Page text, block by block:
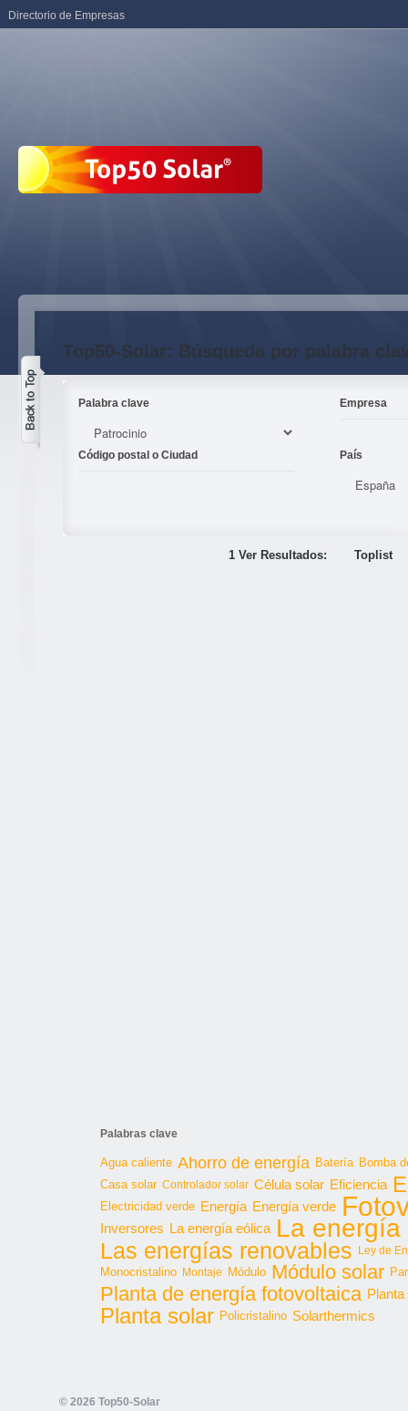
Top50-Solar: Búsqueda por palabra
Palabra clave Empresa
Código postal o Ciudad País
1 Ver Resultados: Toplist
Palabras clave
Agua caliente Ahorro de energía Batería Bomba
Casa solar Controlador solar Célula solar Eficiencia
Electricidad verde Energía Energía verde
Inversores La energía eólica La energía
Las energías renovables Ley de
Monocristalino Montaje Módulo Módulo solar
Planta de energía fotovoltaica
Planta solar Policristalino Solarthermics
© 2026 Top50-Solar
Directorio de Empresas